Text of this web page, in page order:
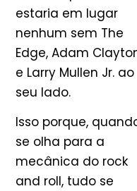
estaria em lugar
nenhum sem The
Edge, Adam
e Larry Mullen Jr. ao
seu lado.
Isso porque,
se olha para a
mecânica do rock
and roll, tudo se